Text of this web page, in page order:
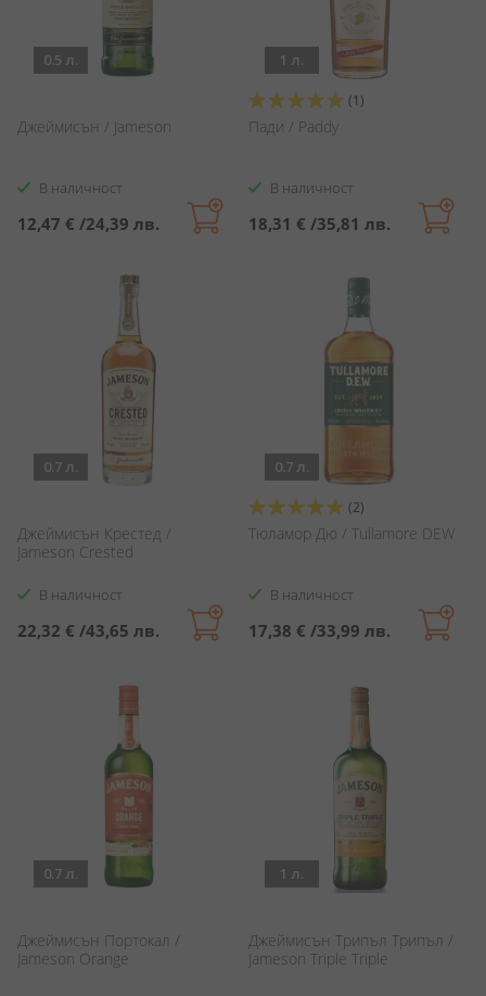
0.5 л.
Джеймисън / Jameson
В наличност
12,47 € /24,39 лв.
1 л.
Оценка:
100%
(1)
Пади / Paddy
В наличност
18,31 € /35,81 лв.
0.7 л.
Джеймисън Крестед /
Jameson Crested
В наличност
22,32 € /43,65 лв.
0.7 л.
Оценка:
100%
(2)
Тюламор Дю / Tullamore DEW
В наличност
17,38 € /33,99 лв.
0.7 л.
Джеймисън Портокал /
Jameson Orange
1 л.
Джеймисън Трипъл Трипъл /
Jameson Triple Triple